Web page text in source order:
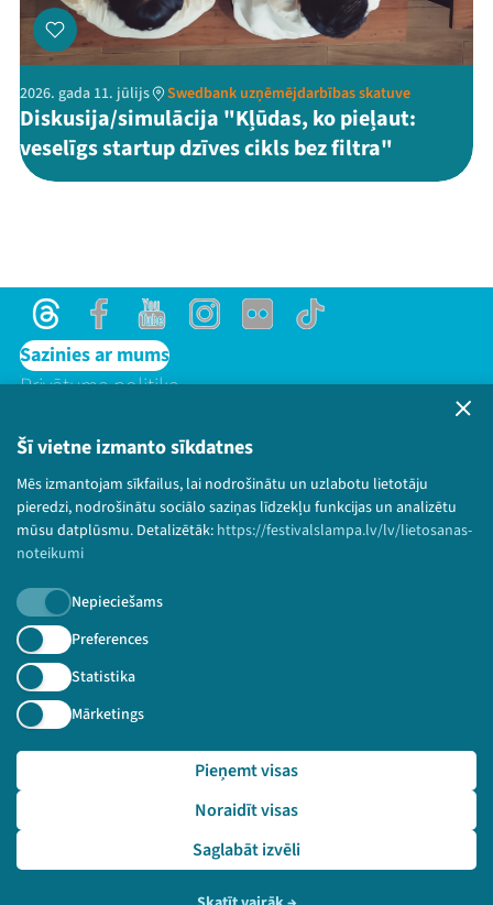
Šī vietne izmanto sīkdatnes
Mēs izmantojam sīkfailus, lai nodrošinātu un uzlabotu lietotāju
pieredzi, nodrošinātu sociālo saziņas līdzekļu funkcijas un analizētu
mūsu datplūsmu. Detalizētāk: https://festivalslampa.lv/lv/lietosanas-
noteikumi
Nepieciešams
Preferences
Statistika
Mārketings
Saglabāt izvēli
Noraidīt visas
Pieņemt visas
2026. gada 11. jūlijs Swedbank uzņēmējdarbības skatuve
Diskusija/simulācija "Kļūdas, ko pieļaut:
veselīgs startup dzīves cikls bez filtra"
ThreadsFacebookYoutubeInstagram
Flick TikTok
Sazinies ar mums
Privātuma politika
Bērnu aizsardzības politika
© 2026 Sarunu festivāls LAMPA Visas tiesības
paturētas.
Piesakies jaunumiem!
Nepalaid garām aktuālāko informāciju!
🔗 https://festivalslampa.lv/lv/video-arhivs/2663?sp